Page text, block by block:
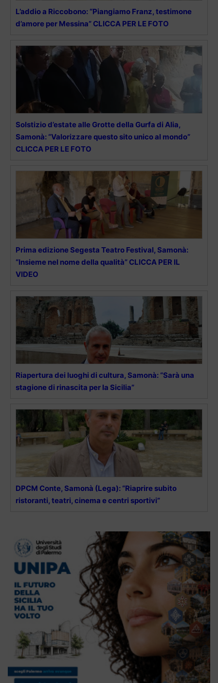
L’addio a Riccobono: “Piangiamo Franz, testimone
d’amore per Messina” CLICCA PER LE FOTO
Solstizio d’estate alle Grotte della Gurfa di Alia,
Samonà: “Valorizzare questo sito unico al mondo”
CLICCA PER LE FOTO
Prima edizione Segesta Teatro Festival, Samonà:
“Insieme nel nome della qualità” CLICCA PER IL
VIDEO
Riapertura dei luoghi di cultura, Samonà: “Sarà una
stagione di rinascita per la Sicilia”
DPCM Conte, Samonà (Lega): “Riaprire subito
ristoranti, teatri, cinema e centri sportivi”